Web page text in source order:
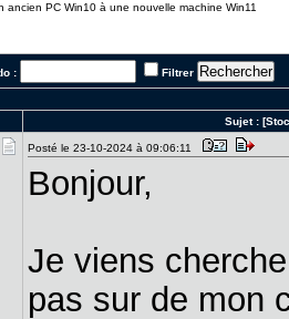
PC Win10 à une nouvelle machine Win11
: Filtrer
Sujet :
Posté le 23-10-2024 à 09:06:11
Bonjour,
Je viens
pas sur de mon